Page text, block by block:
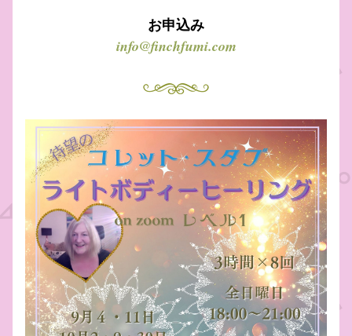
お申込み
info@finchfumi.com